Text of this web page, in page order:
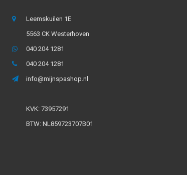
Leemskuilen 1E
5563 CK Westerhoven
040 204 1281
040 204 1281
info@mijnspashop.nl
KVK: 73957291
BTW: NL859723707B01